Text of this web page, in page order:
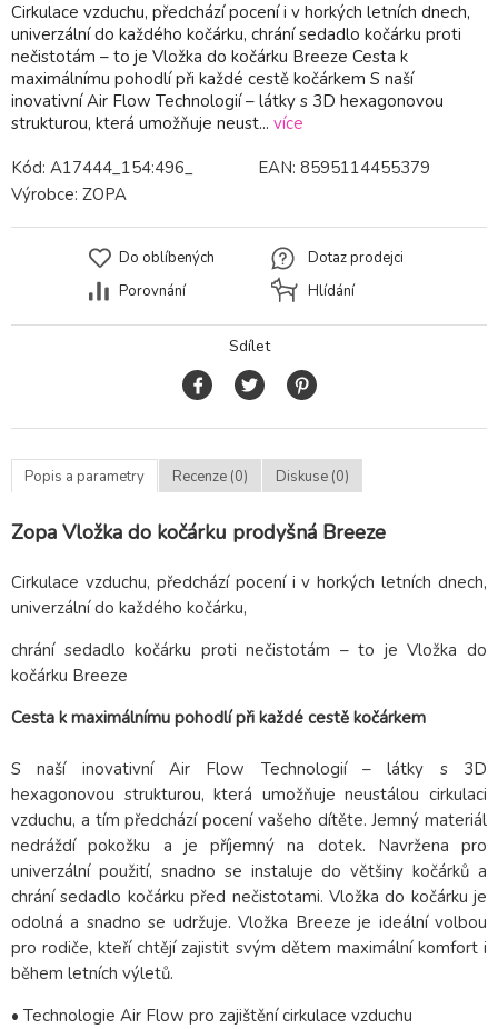
Cirkulace vzduchu, předchází pocení i v horkých letních dnech,
univerzální do každého kočárku, chrání sedadlo kočárku proti
nečistotám – to je Vložka do kočárku Breeze Cesta k
maximálnímu pohodlí při každé cestě kočárkem S naší
inovativní Air Flow Technologií – látky s 3D hexagonovou
strukturou, která umožňuje neust... více
Kód: A17444_154:496_ EAN: 8595114455379
Výrobce: ZOPA
Do oblíbených
Porovnání
Dotaz prodejci
Hlídání
Sdílet
Popis a parametry Recenze (0) Diskuse (0)
Zopa Vložka do kočárku prodyšná Breeze
Cirkulace vzduchu, předchází pocení i v horkých letních dnech,
univerzální do každého kočárku,
chrání sedadlo kočárku proti nečistotám – to je Vložka do
kočárku Breeze
Cesta k maximálnímu pohodlí při každé cestě kočárkem
S naší inovativní Air Flow Technologií – látky s 3D
hexagonovou strukturou, která umožňuje neustálou cirkulaci
vzduchu, a tím předchází pocení vašeho dítěte. Jemný materiál
nedráždí pokožku a je příjemný na dotek. Navržena pro
univerzální použití, snadno se instaluje do většiny kočárků a
chrání sedadlo kočárku před nečistotami. Vložka do kočárku je
odolná a snadno se udržuje. Vložka Breeze je ideální volbou
pro rodiče, kteří chtějí zajistit svým dětem maximální komfort i
během letních výletů.
• Technologie Air Flow pro zajištění cirkulace vzduchu